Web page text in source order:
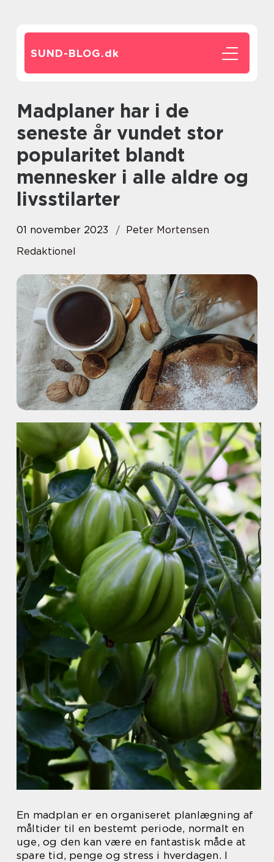
SUND-BLOG.dk
Madplaner har i de
seneste år vundet stor
popularitet blandt
mennesker i alle aldre og
livsstilarter
01 november 2023
Peter Mortensen
Redaktionel
En madplan er en organiseret planlægning af
måltider til en bestemt periode, normalt en
uge, og den kan være en fantastisk måde at
spare tid, penge og stress i hverdagen. I